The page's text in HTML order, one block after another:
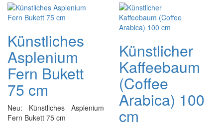
Künstliches
Asplenium
Fern Bukett
75 cm
Neu: Künstliches Asplenium
Fern Bukett 75 cm
Künstlicher
Kaffeebaum
(Coffee
Arabica) 100
cm